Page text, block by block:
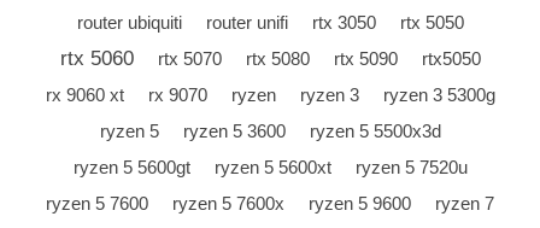
router ubiquiti
router unifi rtx 3050 rtx 5050
rtx 5060 rtx 5070 rtx 5080 rtx 5090
rtx5050
rx 9060 xt
rx 9070 ryzen ryzen 3
ryzen 3 5300g
ryzen 5
ryzen 5 3600
ryzen 5 5500x3d
ryzen 5 5600gt
ryzen 5 5600xt
ryzen 5 7520u
ryzen 5 7600
ryzen 5 7600x ryzen 5 9600
ryzen 7